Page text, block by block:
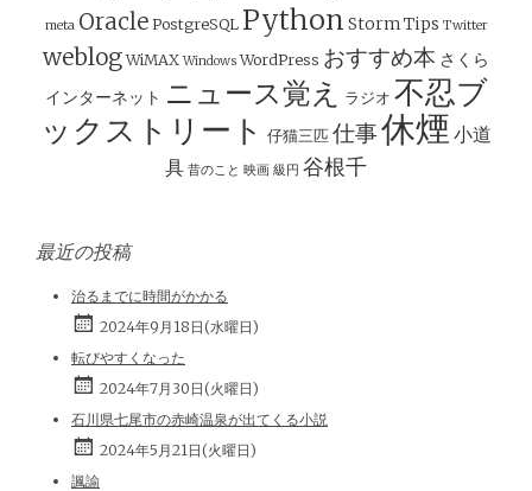
meta Oracle PostgreSQL Python StormTips Twitter
weblog WiMAX Windows WordPress おすすめ本 さくら
インターネット ニュース覚え ラジオ 不忍ブ
ックストリート
仔猫三匹 仕事休煙 小道
具 昔のこと 映画 級円 谷根千
最近の投稿
治るまでに時間がかかる
2024年9月18日(水曜日)
転びやすくなった
2024年7月30日(火曜日)
石川県七尾市の赤崎温泉が出てくる小説
2024年5月21日(火曜日)
諷諭